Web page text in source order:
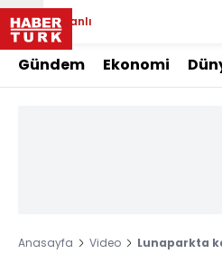
Canlı
Gündem Ekonomi
Anasayfa Video Lunaparkta